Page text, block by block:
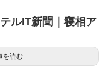
ルIT新聞｜寝相ア
を読む